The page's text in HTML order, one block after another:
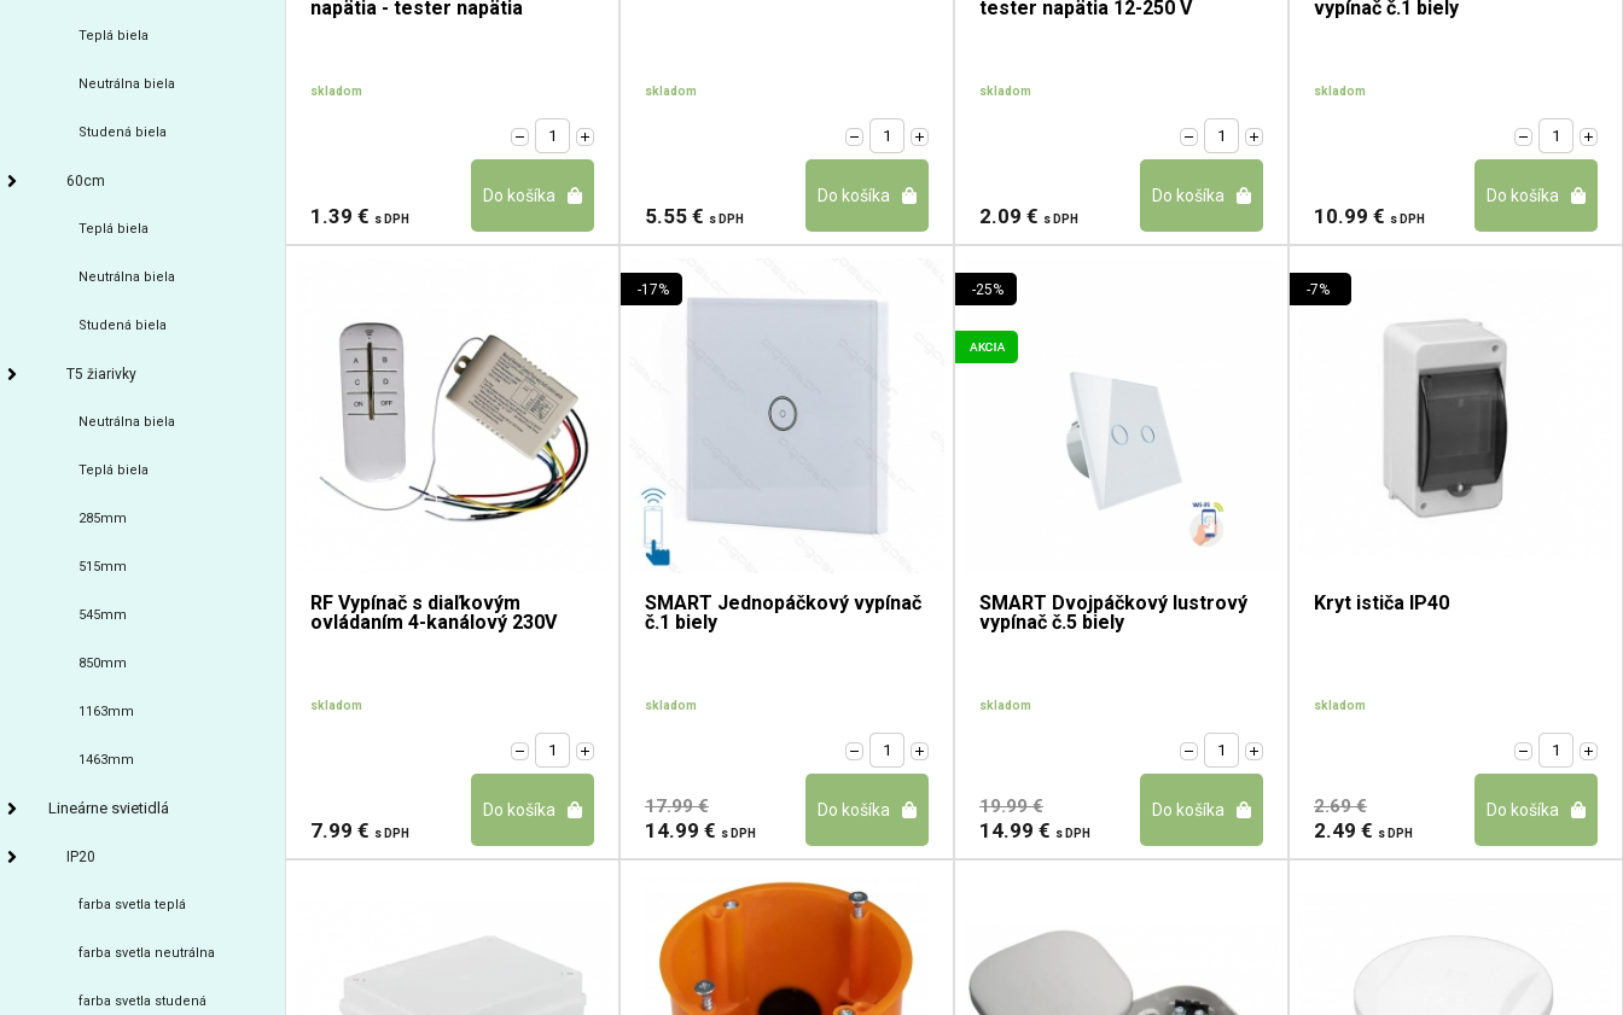
Teplá biela
Neutrálna biela
Studená biela
60cm
Teplá biela
Neutrálna biela
Studená biela
T5 žiarivky
Neutrálna biela
Teplá biela
285mm
515mm
545mm
850mm
1163mm
1463mm
Lineárne svietidlá
IP20
farba svetla teplá
farba svetla neutrálna
farba svetla studená
napätia - tester napätia
skladom
1.39 € s DPH
skladom
5.55 € s DPH
tester napätia 12-250 V
skladom
2.09 € s DPH
vypínač č.1 biely
skladom
10.99 € s DPH
RF Vypínač s diaľkovým
ovládaním 4-kanálový 230V
skladom
7.99 € s DPH
-17%
SMART Jednopáčkový vypínač
č.1 biely
skladom
17.99 €
14.99 € s DPH
-25%
SMART Dvojpáčkový lustrový
vypínač č.5 biely
skladom
19.99 €
14.99 € s DPH
-7%
Kryt ističa IP40
skladom
2.69 €
2.49 € s DPH